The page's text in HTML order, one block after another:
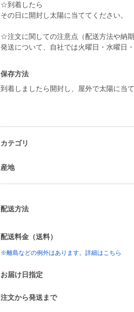
☆到着したら
その日に開封し太陽に当ててください。
☆注文に関しての注意点（配送方法や納期
発送について、自社では火曜日・水曜日
保存方法
到着しましたら開封し、屋外で太陽に当て
カテゴリ
産地
配送方法
配送料金（送料）
※離島などの例外はあります。詳細はこちら
お届け日指定
注文から発送まで